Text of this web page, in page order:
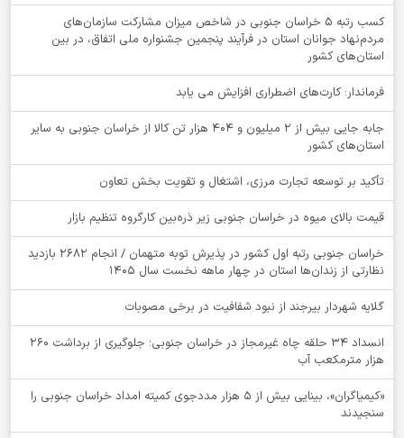
کسب رتبه ۵ خراسان جنوبی در شاخص میزان مشارکت سازمان‌های
مردم‌نهاد جوانان استان در فرآیند پنجمین جشنواره ملی اتفاق، در بین
استان‌های کشور
فرماندار: کارت‌های اضطراری افزایش می یابد
جابه جایی بیش از 2 میلیون و 404 هزار تن کالا از خراسان جنوبی به سایر
استان‌های کشور
تأکید بر توسعه تجارت مرزی، اشتغال و تقویت بخش تعاون
قیمت بالای میوه در خراسان جنوبی زیر ذره‌بین کارگروه تنظیم بازار
خراسان جنوبی رتبه اول کشور در پذیرش توبه متهمان / انجام ۲۶۸۲ بازدید
نظارتی از زندان‌ها استان در چهار ماهه نخست سال 1405
گلایه شهردار بیرجند از نبود شفافیت در برخی مصوبات
انسداد ۳۴ حلقه چاه غیرمجاز در خراسان جنوبی؛ جلوگیری از برداشت ۲۶۰
هزار مترمکعب آب
«کیمیاگران»، بینایی بیش از ۵ هزار مددجوی کمیته امداد خراسان جنوبی را
سنجیدند